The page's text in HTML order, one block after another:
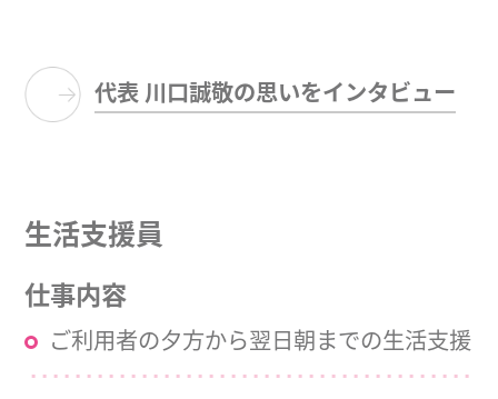
代表 川口誠敬の思いをインタビュー
生活支援員
仕事内容
ご利用者の夕方から翌日朝までの生活支援